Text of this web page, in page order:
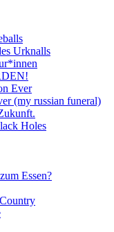
Urknalls
Ever
(my russian funeral)
Holes
Essen?